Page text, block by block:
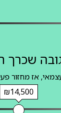
שכרך
אז מחזור
₪14,500